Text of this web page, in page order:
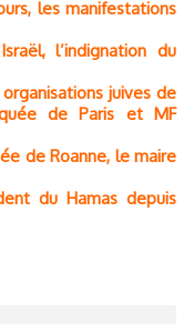
les manifestations
l’indignation du
juives de
de Paris et MF
de Roanne, le maire
du Hamas depuis